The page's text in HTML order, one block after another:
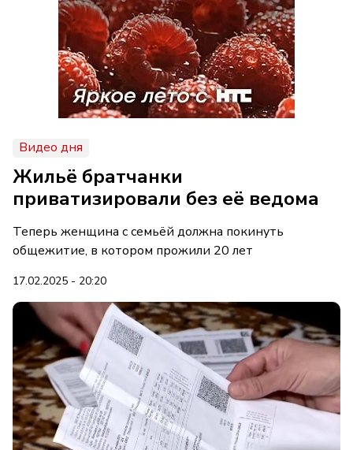
Видео дня
Жильё братчанки
приватизировали без её ведома
Теперь женщина с семьёй должна покинуть
общежитие, в котором прожили 20 лет
17.02.2025 - 20:20